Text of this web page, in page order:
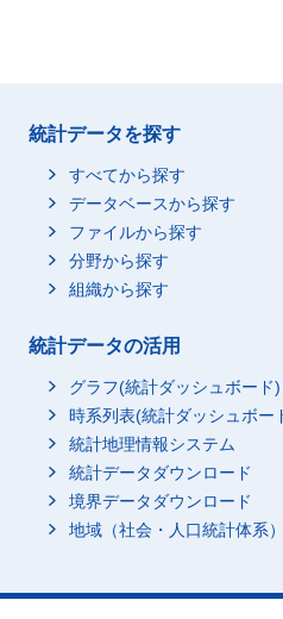
統計データを探す
すべてから探す
データベースから探す
ファイルから探す
分野から探す
組織から探す
統計データの活用
グラフ(統計ダッシュボード)
時系列表(統計ダッシュボー
統計地理情報システム
統計データダウンロード
境界データダウンロード
地域（社会・人口統計体系）